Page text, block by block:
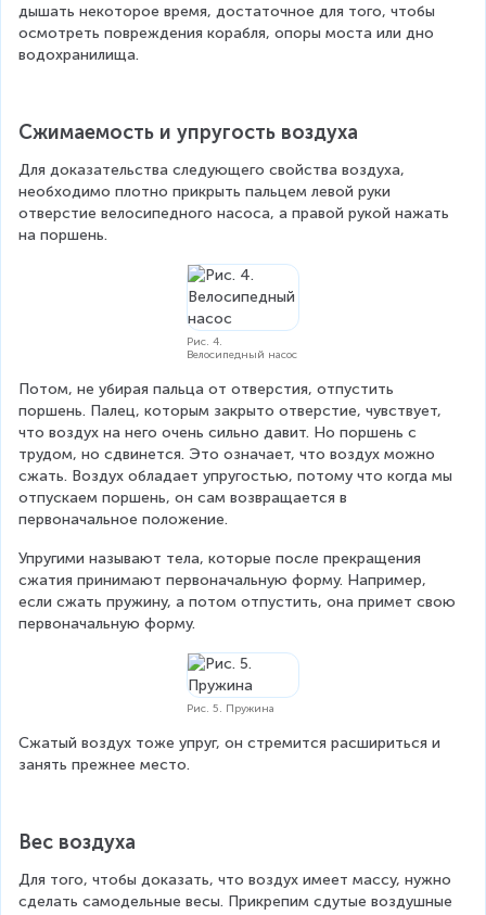
дышать некоторое время, достаточное для того, чтобы
осмотреть повреждения корабля, опоры моста или дно
водохранилища.
Сжимаемость и упругость воздуха
Для доказательства следующего свойства воздуха,
необходимо плотно прикрыть пальцем левой руки
отверстие велосипедного насоса, а правой рукой нажать
на поршень.
Рис. 4.
Велосипедный насос
Потом, не убирая пальца от отверстия, отпустить
поршень. Палец, которым закрыто отверстие, чувствует,
что воздух на него очень сильно давит. Но поршень с
трудом, но сдвинется. Это означает, что воздух можно
сжать. Воздух обладает упругостью, потому что когда мы
отпускаем поршень, он сам возвращается в
первоначальное положение.
Упругими называют тела, которые после прекращения
сжатия принимают первоначальную форму. Например,
если сжать пружину, а потом отпустить, она примет свою
первоначальную форму.
Рис. 5. Пружина
Сжатый воздух тоже упруг, он стремится расшириться и
занять прежнее место.
Вес воздуха
Для того, чтобы доказать, что воздух имеет массу, нужно
сделать самодельные весы. Прикрепим сдутые воздушные